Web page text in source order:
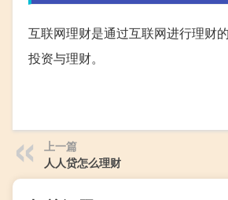
互联网理财是通过互联网进行理财
投资与理财。
上一篇
人人贷怎么理财